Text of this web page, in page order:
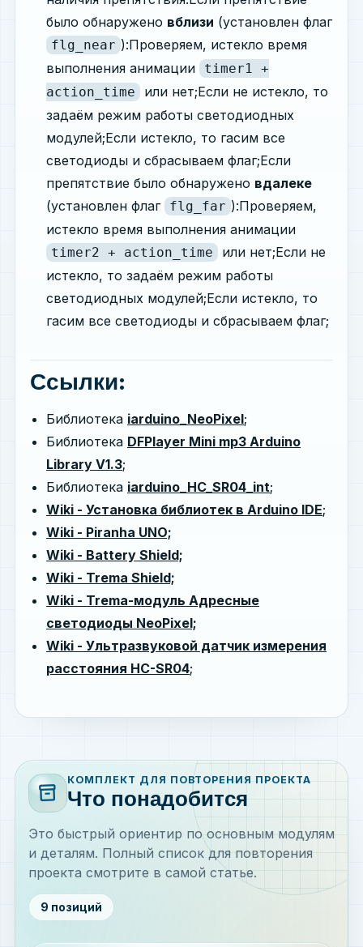
было обнаружено вблизи (установлен флаг
flg_near ):Проверяем, истекло время
выполнения анимации
timer1 +
action_time
или нет;Если не истекло, то
задаём режим работы светодиодных
модулей;Если истекло, то гасим все
светодиоды и сбрасываем флаг;Если
препятствие было обнаружено вдалеке
(установлен флаг flg_far ):Проверяем,
истекло время выполнения анимации
timer2 + action_time
или нет;Если не
истекло, то задаём режим работы
светодиодных модулей;Если истекло, то
гасим все светодиоды и сбрасываем флаг;
Ссылки:
Библиотека iarduino_NeoPixel;
Библиотека DFPlayer Mini mp3 Arduino
Library V1.3;
Библиотека iarduino_HC_SR04_int;
Wiki - Установка библиотек в Arduino IDE;
Wiki - Piranha UNO;
Wiki - Battery Shield;
Wiki - Trema Shield;
Wiki - Trema-модуль Адресные
светодиоды NeoPixel;
Wiki - Ультразвуковой датчик измерения
расстояния HC-SR04;
inventory_2
КОМПЛЕКТ ДЛЯ ПОВТОРЕНИЯ ПРОЕКТА
Что понадобится
Это быстрый ориентир по основным модулям
и деталям. Полный список для повторения
проекта смотрите в самой статье.
9 позиций